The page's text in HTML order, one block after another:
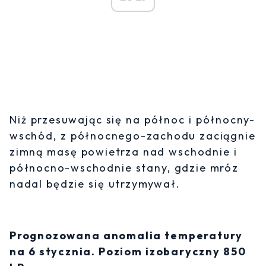
Niż przesuwając się na północ i północny-
wschód, z północnego-zachodu zaciągnie
zimną masę powietrza nad wschodnie i
północno-wschodnie stany, gdzie mróz
nadal będzie się utrzymywał.
Prognozowana anomalia temperatury
na 6 stycznia. Poziom izobaryczny 850